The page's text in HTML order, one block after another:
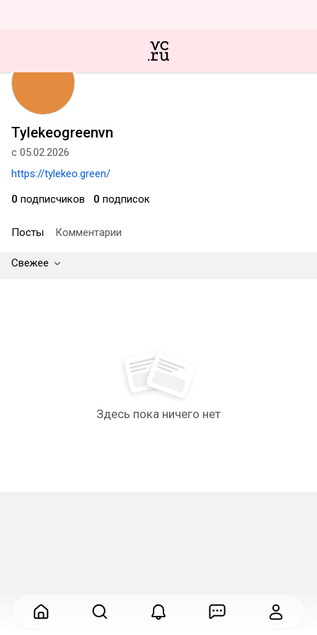
Tylekeogreenvn
с 05.02.2026
https://tylekeo.green/
0 подписчиков 0 подписок
Посты Комментарии
Свежее
Здесь пока ничего нет